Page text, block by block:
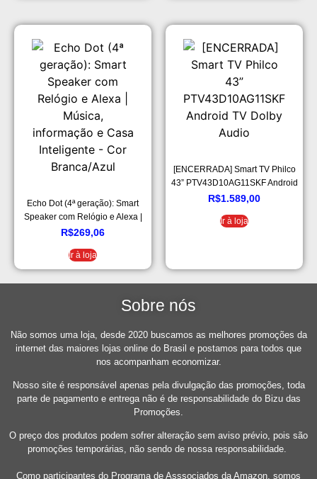
Echo Dot (4ª geração): Smart
Speaker com Relógio e Alexa |
Música, informação e Casa
R$269,06
Ir à loja
[ENCERRADA] Smart TV Philco
43” PTV43D10AG11SKF Android
TV Dolby Audio
R$1.589,00
Ir à loja
Sobre nós
Não somos uma loja, desde 2020 buscamos as melhores promoções da
internet das maiores lojas online do Brasil e postamos para todos que
nos acompanham economizar.
Nosso site é responsável apenas pela divulgação das promoções, toda
parte de pagamento e entrega não é de responsabilidade do Bizu das
Promoções.
O preço dos produtos podem sofrer alteração sem aviso prévio, pois são
promoções temporárias, não sendo de nossa responsabilidade.
Como participantes do Programa de Asssociados da Amazon, somos